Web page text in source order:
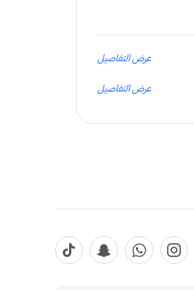
عرض التفاصيل
عرض التفاصيل